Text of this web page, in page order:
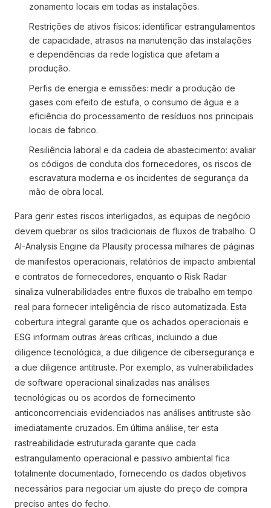
zonamento locais em todas as instalações.
Restrições de ativos físicos: identificar estrangulamentos
de capacidade, atrasos na manutenção das instalações
e dependências da rede logística que afetam a
produção.
Perfis de energia e emissões: medir a produção de
gases com efeito de estufa, o consumo de água e a
eficiência do processamento de resíduos nos principais
locais de fabrico.
Resiliência laboral e da cadeia de abastecimento: avaliar
os códigos de conduta dos fornecedores, os riscos de
escravatura moderna e os incidentes de segurança da
mão de obra local.
Para gerir estes riscos interligados, as equipas de negócio
devem quebrar os silos tradicionais de fluxos de trabalho. O
AI-Analysis Engine da Plausity processa milhares de páginas
de manifestos operacionais, relatórios de impacto ambiental
e contratos de fornecedores, enquanto o Risk Radar
sinaliza vulnerabilidades entre fluxos de trabalho em tempo
real para fornecer inteligência de risco automatizada. Esta
cobertura integral garante que os achados operacionais e
ESG informam outras áreas críticas, incluindo a due
diligence tecnológica, a due diligence de cibersegurança e
a due diligence antitruste. Por exemplo, as vulnerabilidades
de software operacional sinalizadas nas análises
tecnológicas ou os acordos de fornecimento
anticoncorrenciais evidenciados nas análises antitruste são
imediatamente cruzados. Em última análise, ter esta
rastreabilidade estruturada garante que cada
estrangulamento operacional e passivo ambiental fica
totalmente documentado, fornecendo os dados objetivos
necessários para negociar um ajuste do preço de compra
preciso antes do fecho.